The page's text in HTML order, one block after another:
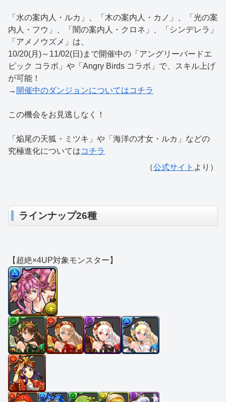
「水の案内人・ルカ」、「木の案内人・カノ」、「光の案
内人・フウ」、「闇の案内人・クロネ」、「シンデレラ」
「アメノウズメ」は、
10/20(月)～11/02(日)まで開催中の「アングリーバードエ
ピック コラボ」や「Angry Birds コラボ」で、スキル上げ
が可能！
→ 開催中のダンジョンについてはコチラ
この機会をお見逃しなく！
「焔尾の天狐・ミツキ」や「海洋の才女・ルカ」などの
究極進化についてはコチラ
（公式サイト より）
ラインナップ26種
【超絶×4UP対象モンスター】